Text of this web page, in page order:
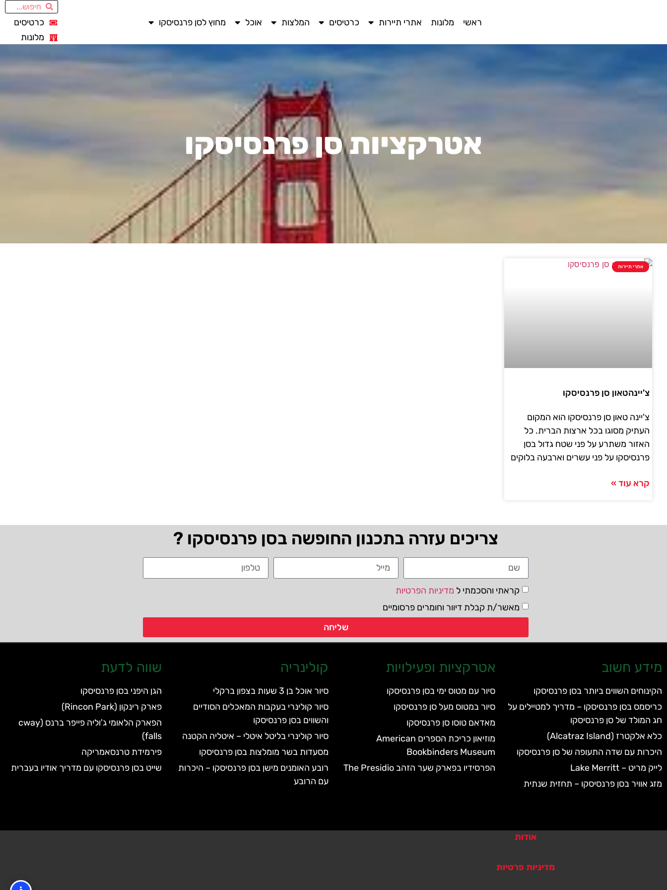
ראשי מלונות אתרי תיירות כרטיסים המלצות אוכל מחוץ לסן פרנסיסקו
כרטיסים
מלונות
אטרקציות סן פרנסיסקו
אתרי תיירות
צ'יינהטאון סן פרנסיסקו
צ'יינה טאון סן פרנסיסקו הוא המקום
העתיק מסוגו בכל ארצות הברית. כל
האזור משתרע על פני שטח גדול בסן
פרנסיסקו על פני עשרים וארבעה בלוקים
קרא עוד »
צריכים עזרה בתכנון החופשה בסן פרנסיסקו ?
קראתי והסכמתי ל מדיניות הפרטיות
מאשר/ת קבלת דיוור וחומרים פרסומיים
שליחה
מידע חשוב
הקינוחים השווים ביותר בסן פרנסיסקו
כריסמס בסן פרנסיסקו – מדריך למטיילים על
חג המולד של סן פרנסיסקו
כלא אלקטרז (Alcatraz Island)
היכרות עם שדה התעופה של סן פרנסיסקו
לייק מריט – Lake Merritt
מזג אוויר בסן פרנסיסקו – תחזית שנתית
אטרקציות ופעילויות
סיור עם מטוס ימי בסן פרנסיסקו
סיור במטוס מעל סן פרנסיסקו
מאדאם טוסו סן פרנסיסקו
מוזיאון כריכת הספרים American
Bookbinders Museum
הפרסידיו בפארק שער הזהב The Presidio
קולינריה
סיור אוכל בן 3 שעות בצפון ברקלי
סיור קולינרי בעקבות המאכלים הסודיים
והשווים בסן פרנסיסקו
סיור קולינרי בליטל איטלי – איטליה הקטנה
מסעדות בשר מומלצות בסן פרנסיסקו
רובע האומנים מישן בסן פרנסיסקו – היכרות
עם הרובע
שווה לדעת
הגן היפני בסן פרנסיסקו
פארק רינקון (Rincon Park)
הפארק הלאומי ג'וליה פייפר ברנס (cway
falls)
פירמידת טרנסאמריקה
שייט בסן פרנסיסקו עם מדריך אודיו בעברית
אודות
מדיניות פרטיות